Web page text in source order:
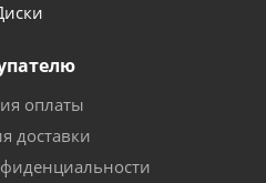
оплаты
доставки